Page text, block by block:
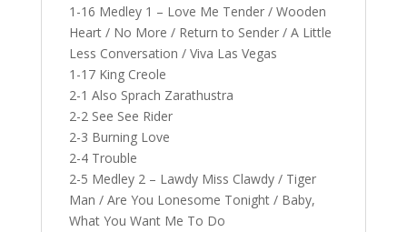
1-16 Medley 1 – Love Me Tender / Wooden
Heart / No More / Return to Sender / A Little
Less Conversation / Viva Las Vegas
1-17 King Creole
2-1 Also Sprach Zarathustra
2-2 See See Rider
2-3 Burning Love
2-4 Trouble
2-5 Medley 2 – Lawdy Miss Clawdy / Tiger
Man / Are You Lonesome Tonight / Baby,
What You Want Me To Do